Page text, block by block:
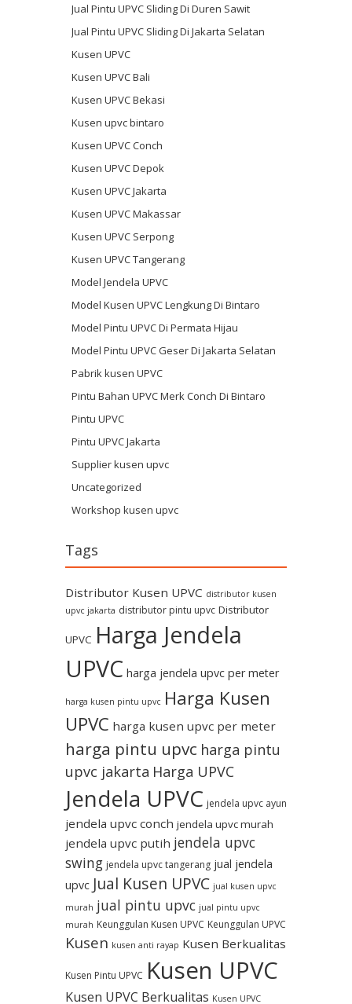
Jual Pintu UPVC Sliding Di Duren Sawit
Jual Pintu UPVC Sliding Di Jakarta Selatan
Kusen UPVC
Kusen UPVC Bali
Kusen UPVC Bekasi
Kusen upvc bintaro
Kusen UPVC Conch
Kusen UPVC Depok
Kusen UPVC Jakarta
Kusen UPVC Makassar
Kusen UPVC Serpong
Kusen UPVC Tangerang
Model Jendela UPVC
Model Kusen UPVC Lengkung Di Bintaro
Model Pintu UPVC Di Permata Hijau
Model Pintu UPVC Geser Di Jakarta Selatan
Pabrik kusen UPVC
Pintu Bahan UPVC Merk Conch Di Bintaro
Pintu UPVC
Pintu UPVC Jakarta
Supplier kusen upvc
Uncategorized
Workshop kusen upvc
Tags
Distributor Kusen UPVC distributor kusen
upvc jakarta distributor pintu upvc Distributor
UPVC Harga Jendela
UPVC harga jendela upvc per meter
harga kusen pintu upvc Harga Kusen
UPVC harga kusen upvc per meter
harga pintu upvc harga pintu
upvc jakarta Harga UPVC
Jendela UPVC jendela upvc ayun
jendela upvc conch jendela upvc murah
jendela upvc putih jendela upvc
swing jendela upvc tangerang jual jendela
upvc Jual Kusen UPVC jual kusen upvc
murah jual pintu upvc jual pintu upvc
murah Keunggulan Kusen UPVC Keunggulan UPVC
Kusen kusen anti rayap Kusen Berkualitas
Kusen Pintu UPVC Kusen UPVC
Kusen UPVC Berkualitas Kusen UPVC